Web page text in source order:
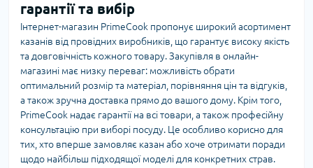
гарантії та вибір
Інтернет-магазин PrimeCook пропонує широкий асортимент
казанів від провідних виробників, що гарантує високу якість
та довговічність кожного товару. Закупівля в онлайн-
магазині має низку переваг: можливість обрати
оптимальний розмір та матеріал, порівняння цін та відгуків,
а також зручна доставка прямо до вашого дому. Крім того,
PrimeCook надає гарантії на всі товари, а також професійну
консультацію при виборі посуду. Це особливо корисно для
тих, хто вперше замовляє казан або хоче отримати поради
щодо найбільш підходящої моделі для конкретних страв.